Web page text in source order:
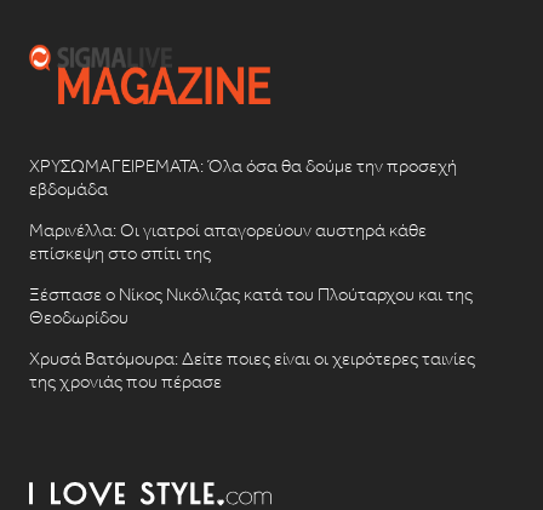
ΧΡΥΣΩΜΑΓΕΙΡΕΜΑΤΑ: Όλα όσα θα δούμε την προσεχή
εβδομάδα
Μαρινέλλα: Οι γιατροί απαγορεύουν αυστηρά κάθε
επίσκεψη στο σπίτι της
Ξέσπασε ο Νίκος Νικόλιζας κατά του Πλούταρχου και της
Θεοδωρίδου
Χρυσά Βατόμουρα: Δείτε ποιες είναι οι χειρότερες ταινίες
της χρονιάς που πέρασε